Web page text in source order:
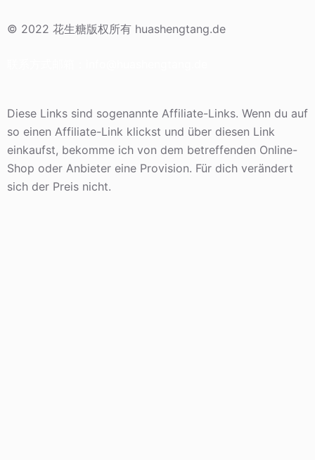
© 2022 花生糖版权所有 huashengtang.de
Diese Links sind sogenannte Affiliate-Links. Wenn du auf
so einen Affiliate-Link klickst und über diesen Link
einkaufst, bekomme ich von dem betreffenden Online-
Shop oder Anbieter eine Provision. Für dich verändert
sich der Preis nicht.